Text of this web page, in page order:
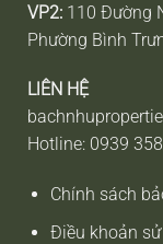
VP2: 110 Đường
Phường Bình
LlÊN HỆ
Hotline: 0939
Chính sách
Điều khoản